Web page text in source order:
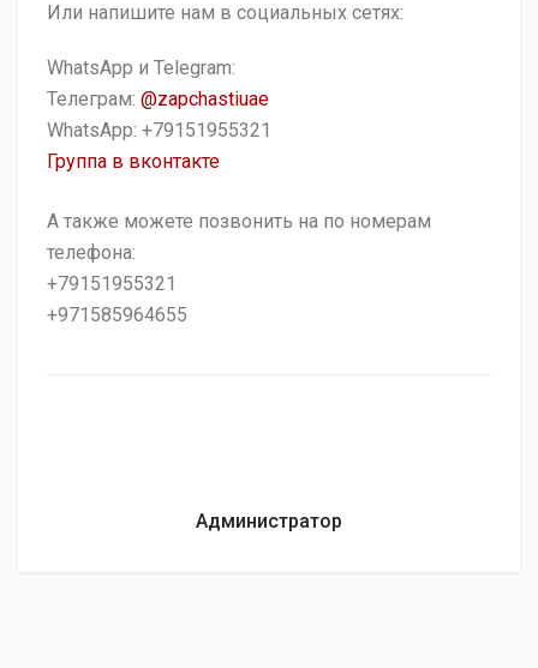
Или напишите нам в социальных сетях:
WhatsApp и Telegram:
Телеграм: @zapchastiuae
WhatsApp: +79151955321
Группа в вконтакте
А также можете позвонить на по номерам
телефона:
+79151955321
+971585964655
Администратор